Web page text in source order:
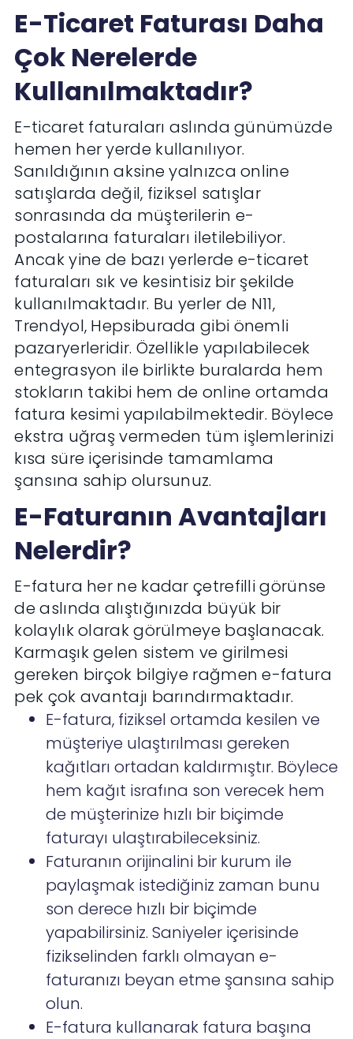
E-Ticaret Faturası Daha
Çok Nerelerde
Kullanılmaktadır?
E-ticaret faturaları aslında günümüzde
hemen her yerde kullanılıyor.
Sanıldığının aksine yalnızca online
satışlarda değil, fiziksel satışlar
sonrasında da müşterilerin e-
postalarına faturaları iletilebiliyor.
Ancak yine de bazı yerlerde e-ticaret
faturaları sık ve kesintisiz bir şekilde
kullanılmaktadır. Bu yerler de N11,
Trendyol, Hepsiburada gibi önemli
pazaryerleridir. Özellikle yapılabilecek
entegrasyon ile birlikte buralarda hem
stokların takibi hem de online ortamda
fatura kesimi yapılabilmektedir. Böylece
ekstra uğraş vermeden tüm işlemlerinizi
kısa süre içerisinde tamamlama
şansına sahip olursunuz.
E-Faturanın Avantajları
Nelerdir?
E-fatura her ne kadar çetrefilli görünse
de aslında alıştığınızda büyük bir
kolaylık olarak görülmeye başlanacak.
Karmaşık gelen sistem ve girilmesi
gereken birçok bilgiye rağmen e-fatura
pek çok avantajı barındırmaktadır.
E-fatura, fiziksel ortamda kesilen ve
müşteriye ulaştırılması gereken
kağıtları ortadan kaldırmıştır. Böylece
hem kağıt israfına son verecek hem
de müşterinize hızlı bir biçimde
faturayı ulaştırabileceksiniz.
Faturanın orijinalini bir kurum ile
paylaşmak istediğiniz zaman bunu
son derece hızlı bir biçimde
yapabilirsiniz. Saniyeler içerisinde
fizikselinden farklı olmayan e-
faturanızı beyan etme şansına sahip
olun.
E-fatura kullanarak fatura başına